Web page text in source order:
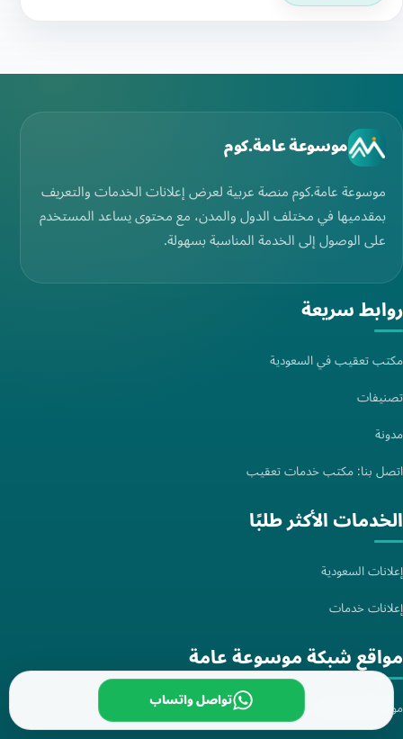
تواصل واتساب
موسوعة عامة.كوم
موسوعة عامة.كوم منصة عربية لعرض إعلانات الخدمات والتعريف
بمقدميها في مختلف الدول والمدن، مع محتوى يساعد المستخدم
على الوصول إلى الخدمة المناسبة بسهولة.
روابط سريعة
مكتب تعقيب في السعودية
تصنيفات
مدونة
اتصل بنا: مكتب خدمات تعقيب
الخدمات الأكثر طلبًا
إعلانات السعودية
إعلانات خدمات
مواقع شبكة موسوعة عامة
موسوعة عامة.لايف